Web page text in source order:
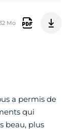
Mo
a permis de
qui
beau, plus